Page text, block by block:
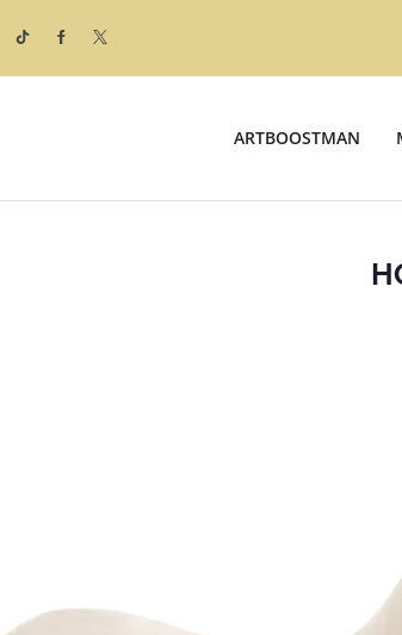
ARTBOOSTMAN